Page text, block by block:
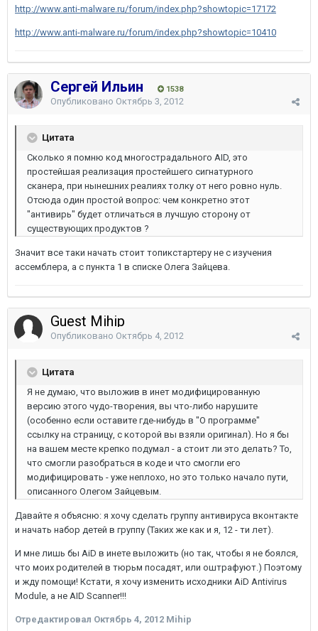
http://www.anti-malware.ru/forum/index.php?showtopic=17172
http://www.anti-malware.ru/forum/index.php?showtopic=10410
Сергей Ильин 1538
Опубликовано Октябрь 3, 2012
Цитата
Сколько я помню код многострадального AID, это
простейшая реализация простейшего сигнатурного
сканера, при нынешних реалиях толку от него ровно нуль.
Отсюда один простой вопрос: чем конкретно этот
"антивирь" будет отличаться в лучшую сторону от
существующих продуктов ?
Значит все таки начать стоит топикстартеру не с изучения
ассемблера, а с пункта 1 в списке Олега Зайцева.
Guest Mihip
Опубликовано Октябрь 4, 2012
Цитата
Я не думаю, что выложив в инет модифицированную
версию этого чудо-творения, вы что-либо нарушите
(особенно если оставите где-нибудь в "О программе"
ссылку на страницу, с которой вы взяли оригинал). Но я бы
на вашем месте крепко подумал - а стоит ли это делать? То,
что смогли разобраться в коде и что смогли его
модифицировать - уже неплохо, но это только начало пути,
описанного Олегом Зайцевым.
Давайте я объясню: я хочу сделать группу антивируса вконтакте
и начать набор детей в группу (Таких же как и я, 12 - ти лет).
И мне лишь бы AiD в инете выложить (но так, чтобы я не боялся,
что моих родителей в тюрьм посадят, или оштрафуют.) Поэтому
и жду помощи! Кстати, я хочу изменить исходники AiD Antivirus
Module, а не AID Scanner!!!
Отредактировал Октябрь 4, 2012 Mihip